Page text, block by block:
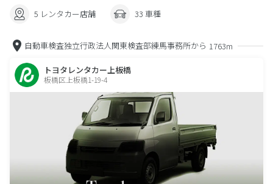
5 レンタカー店舗 33 車種
自動車検査独立行政法人関東検査部練馬事務所から 1763m
トヨタレンタカー上板橋
板橋区上板橋1-19-4